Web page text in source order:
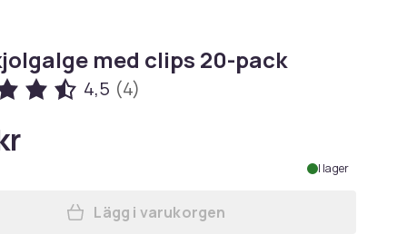
med clips 20-pack
4,5 (4)
I lager
Lägg till Byx-/kjolgalge med clips
Lägg i varukorgen